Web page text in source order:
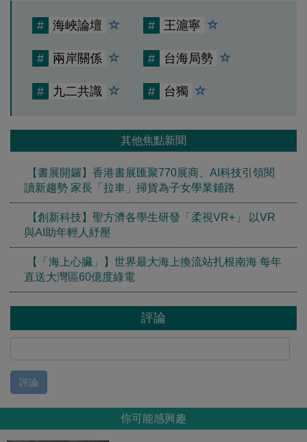
# 海峽論壇 # 王滬寧
# 兩岸關係 # 台海局勢
# 九二共識 # 台獨
其他焦點新聞
【書展開鑼】香港書展匯聚770展商、AI科技引領閱
讀新趨勢 家長「拉車」掃貨為子女學業鋪路
【創新科技】聖方濟各學生研發「柔視VR+」 以VR
與AI助年輕人紓壓
【「海上心臟」】世界最大海上換流站扎根南海 每年
直送大灣區60億度綠電
評論
評論
你可能感興趣